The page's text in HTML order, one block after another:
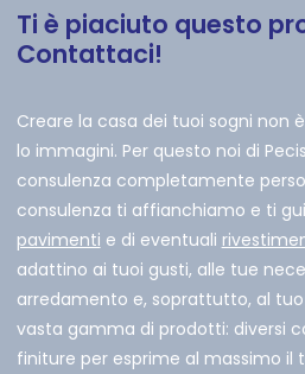
Ti è piaciuto questo
Contattaci!
Creare la casa dei tuoi sogni non
lo immagini. Per questo noi di
consulenza completamente
consulenza ti affianchiamo e ti
pavimenti e di eventuali
adattino ai tuoi gusti, alle tue
arredamento e, soprattutto, al
vasta gamma di prodotti: diversi
finiture per esprime al massimo il